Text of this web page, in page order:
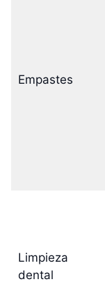
Empastes
Limpieza
dental